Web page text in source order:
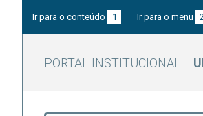
Ir para o conteúdo 1 Ir para o menu
PORTAL INSTITUCIONAL